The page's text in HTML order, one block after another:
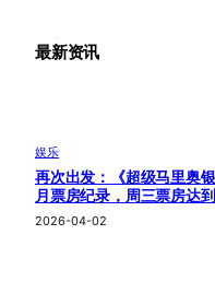
最新资讯
娱乐
再次出发：《超级马里奥
月票房纪录，周三票房达
2026-04-02